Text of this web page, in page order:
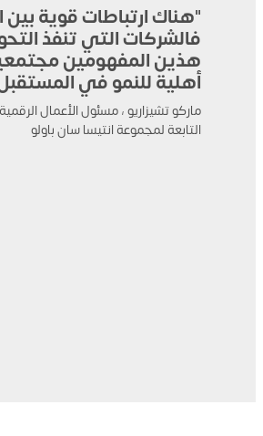
"هناك ارتباطات قوية بين
فالشركات التي تنفذ
هذين المفهومين
أهلية للنمو في
ماركو تشيزاريو ، مسئول الأعمال
التابعة لمجموعة انتيسا سان باولو